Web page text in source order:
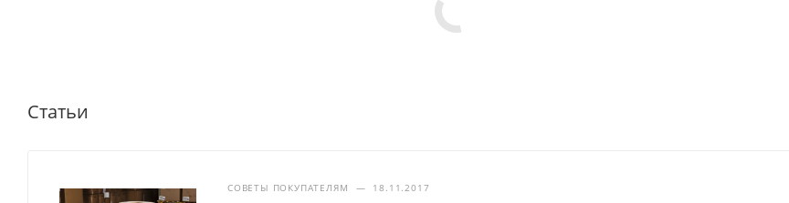
Статьи
СОВЕТЫ ПОКУПАТЕЛЯМ — 18.11.2017